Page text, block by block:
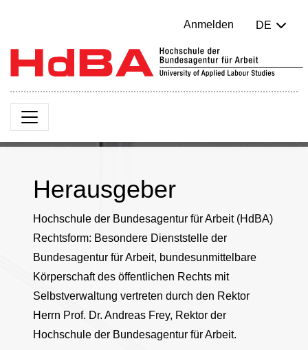
Anmelden DE
Herausgeber
Hochschule der Bundesagentur für Arbeit (HdBA)
Rechtsform: Besondere Dienststelle der
Bundesagentur für Arbeit, bundesunmittelbare
Körperschaft des öffentlichen Rechts mit
Selbstverwaltung vertreten durch den Rektor
Herrn Prof. Dr. Andreas Frey, Rektor der
Hochschule der Bundesagentur für Arbeit.